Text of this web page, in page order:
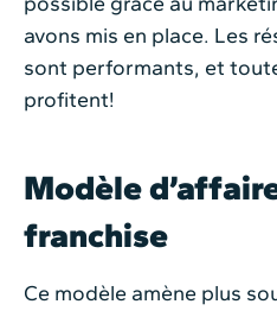
avons mis en place. Les
sont performants, et
profitent!
Modèle
franchise
Ce modèle amène plus